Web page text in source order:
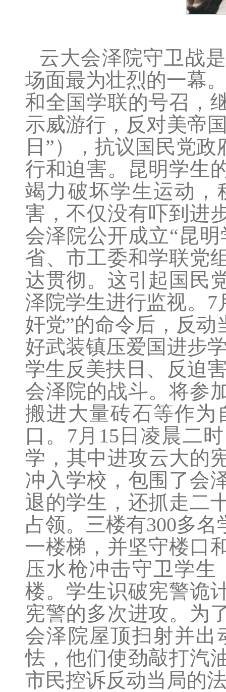
云大会泽院守卫战
场面最为壮烈的一幕
和全国学联的号召，
示威游行，反对美帝
日”），抗议国民党
行和迫害。昆明学生
竭力破坏学生运动，
害，不仅没有吓到进
会泽院公开成立“昆
省、市工委和学联党
达贯彻。这引起国民
泽院学生进行监视。7
奸党”的命令后，反
好武装镇压爱国进步
学生反美扶日、反迫
会泽院的战斗。将参
搬进大量砖石等作为
口。7月15日凌晨二
学，其中进攻云大的
冲入学校，包围了会
退的学生，还抓走二
占领。三楼有300多
一楼梯，并坚守楼口
压水枪冲击守卫学
楼。学生识破宪警诡
宪警的多次进攻。为
会泽院屋顶扫射并
怯，他们使劲敲打汽
市民控诉反动当局的